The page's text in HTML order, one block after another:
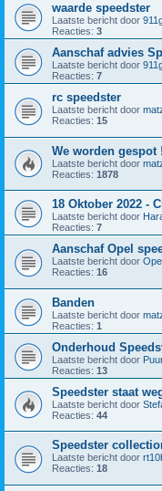
waarde speedster
Laatste bericht door
Reacties: 3
Aanschaf advies
Laatste bericht door
Reacties: 7
rc speedster
Laatste bericht door
Reacties: 15
We worden gespot !
Laatste bericht door
Reacties: 1878
18 Oktober 2022 -
Laatste bericht door
Reacties: 7
Aanschaf Opel
Laatste bericht door
Reacties: 16
Banden
Laatste bericht door
Reacties: 1
Onderhoud
Laatste bericht door
Reacties: 13
Speedster staat
Laatste bericht door
Reacties: 44
Speedster
Laatste bericht door
Reacties: 18